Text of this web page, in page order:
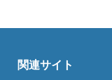
関連サイト